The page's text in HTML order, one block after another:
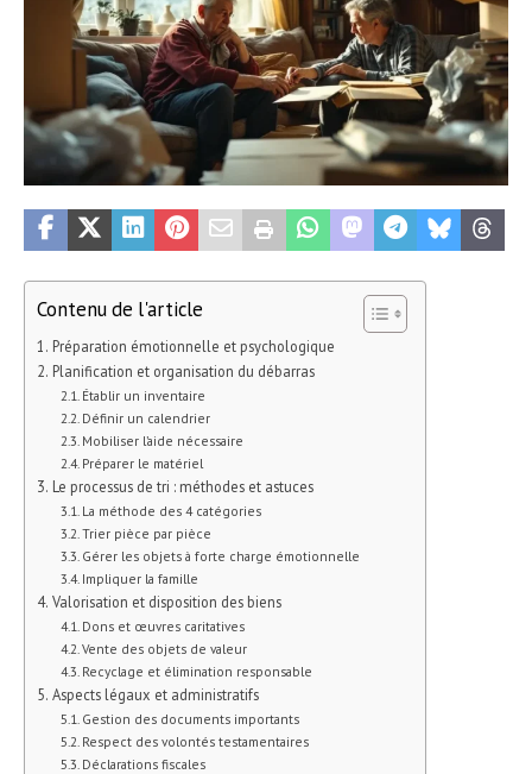
Contenu de l'article
Préparation émotionnelle et psychologique
Planification et organisation du débarras
Établir un inventaire
Définir un calendrier
Mobiliser l’aide nécessaire
Préparer le matériel
Le processus de tri : méthodes et astuces
La méthode des 4 catégories
Trier pièce par pièce
Gérer les objets à forte charge émotionnelle
Impliquer la famille
Valorisation et disposition des biens
Dons et œuvres caritatives
Vente des objets de valeur
Recyclage et élimination responsable
Aspects légaux et administratifs
Gestion des documents importants
Respect des volontés testamentaires
Déclarations fiscales